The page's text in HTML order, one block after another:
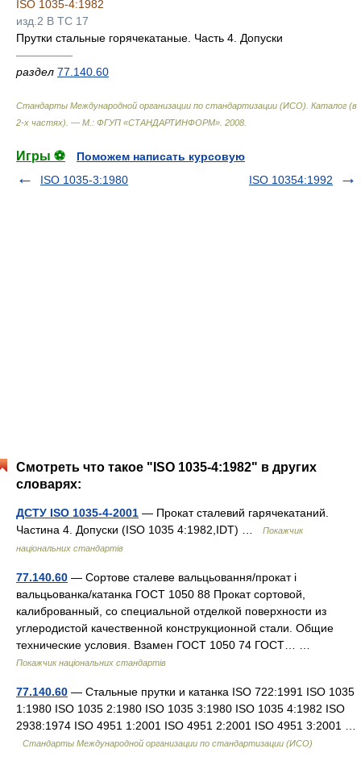
ISO 1035-4:1982
изд.2 B TC 17
Прутки стальные горячекатаные. Часть 4. Допуски
—————
раздел 77.140.60
Стандарты Международной организации по стандартизации (ИСО). Каталог (в
2-х частях). — М.: ФГУП «СТАНДАРТИНФОРМ» 2008
Игры ⚽
Поможем написать курсовую
ISO 1035-3:1980
ISO 10354:1992
Смотреть что такое "ISO 1035-4:1982" в других
словарях:
ДСТУ ISO 1035-4-2001 — Прокат сталевий гарячекатаний.
Частина 4. Допуски (ISO 1035 4:1982,IDT) …
Покажчик
національних стандартів
77.140.60 — Сортове сталеве вальцьовання/прокат і
вальцьованка/катанка ГОСТ 1050 88 Прокат сортовой,
калиброванный, со специальной отделкой поверхности из
углеродистой качественной конструкционной стали. Общие
технические условия. Взамен ГОСТ 1050 74 ГОСТ… …
Покажчик національних стандартів
77.140.60 — Стальные прутки и катанка ISO 722:1991 ISO 1035
1:1980 ISO 1035 2:1980 ISO 1035 3:1980 ISO 1035 4:1982 ISO
2938:1974 ISO 4951 1:2001 ISO 4951 2:2001 ISO 4951 3:2001 …
Стандарты Международной организации по стандартизации (ИСО)